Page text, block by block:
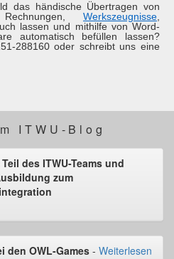
das händische Übertragen von
Werkszeugnisse
lassen und mithilfe von Word-
automatisch befüllen lassen?
288160 oder schreibt uns eine
ITWU-Blog
des ITWU-Teams und
zum
den OWL-Games - Weiterlesen